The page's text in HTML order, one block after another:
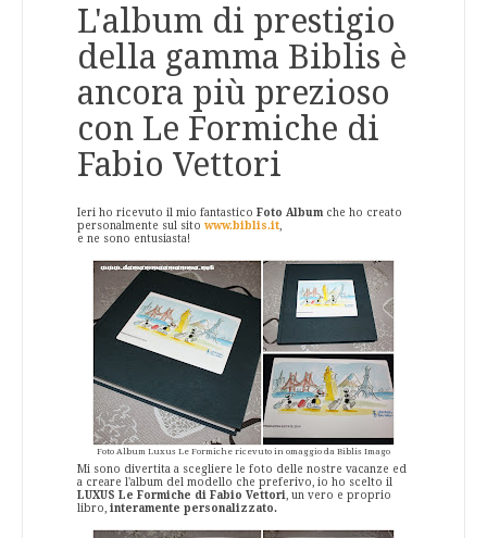
L'album di prestigio
della gamma Biblis è
ancora più prezioso
con Le Formiche di
Fabio Vettori
Ieri ho ricevuto il mio fantastico Foto Album che ho creato
personalmente sul sito www.biblis.it
e ne sono entusiasta!
Foto Album Luxus Le Formiche ricevuto in omaggio da Biblis Imago
Mi sono divertita a scegliere le foto delle nostre vacanze ed
a creare l'album del modello che preferivo, io ho scelto il
LUXUS Le Formiche di Fabio Vettori un vero e proprio
libro, interamente personalizzato.